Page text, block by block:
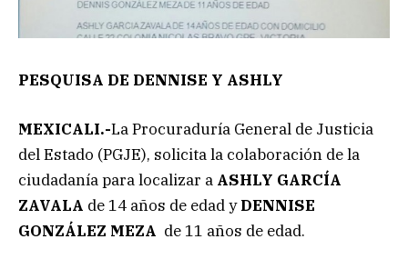
PESQUISA DE DENNISE Y ASHLY
MEXICALI.-La Procuraduría General de Justicia
del Estado (PGJE), solicita la colaboración de la
ciudadanía para localizar a ASHLY GARCÍA
ZAVALA de 14 años de edad yDENNISE
GONZÁLEZ MEZA de 11 años de edad.